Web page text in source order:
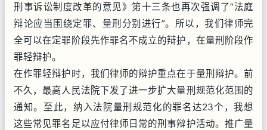
刑事诉讼制度改革的意见》第十三条也再次强调了“法庭
辩论应当围绕定罪、量刑分别进行”。所以，我们律师完
全可以在定罪阶段先作罪名不成立的辩护，在量刑阶段作
罪轻辩护。
在作罪轻辩护时，我们律师的辩护重点在于量刑辩护。前
不久，最高人民法院下发了进一步扩大量刑规范化范围的
通知。至此，纳入法院量刑规范化的罪名达23个，我想
这些常见罪名足以应付律师日常的刑事辩护活动。推广量